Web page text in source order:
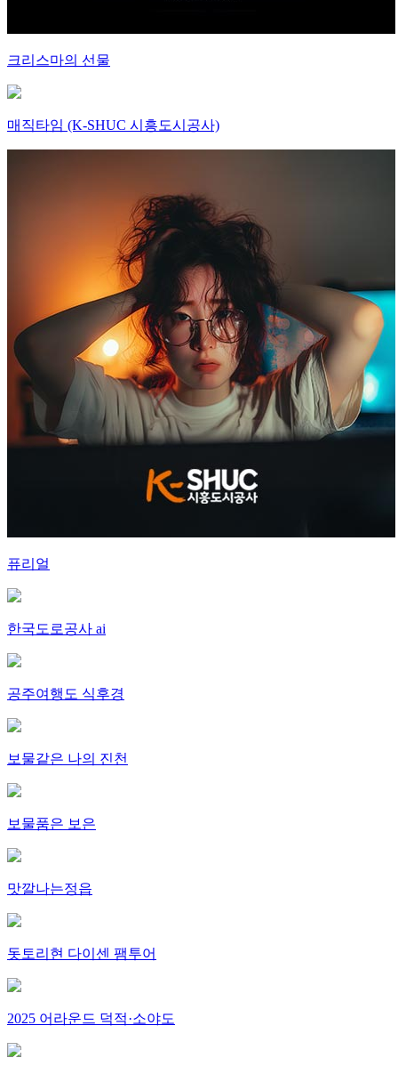
크리스마의 선물
매직타임 (K-SHUC 시흥도시공사)
퓨리얼
한국도로공사 ai
공주여행도 식후경
보물같은 나의 진천
보물품은 보은
맛깔나는정읍
돗토리현 다이센 팸투어
2025 어라운드 덕적·소야도